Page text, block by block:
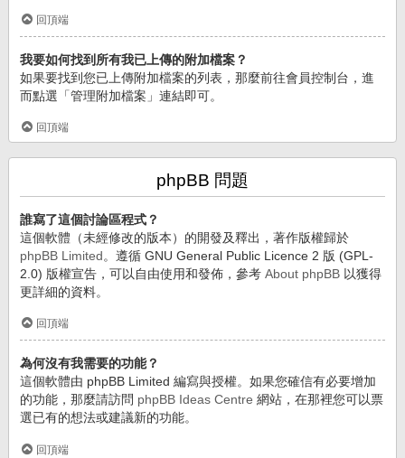
回頂端
我要如何找到所有我已上傳的附加檔案？
如果要找到您已上傳附加檔案的列表，那麼前往會員控制台，進
而點選「管理附加檔案」連結即可。
回頂端
phpBB 問題
誰寫了這個討論區程式？
這個軟體（未經修改的版本）的開發及釋出，著作版權歸於
phpBB Limited。遵循 GNU General Public Licence 2 版 (GPL-
2.0) 版權宣告，可以自由使用和發佈，參考 About phpBB 以獲得
更詳細的資料。
回頂端
為何沒有我需要的功能？
這個軟體由 phpBB Limited 編寫與授權。如果您確信有必要增加
的功能，那麼請訪問 phpBB Ideas Centre 網站，在那裡您可以票
選已有的想法或建議新的功能。
回頂端